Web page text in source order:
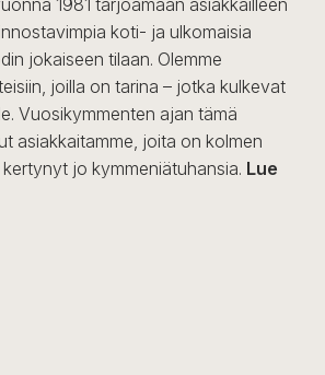
1981 tarjoamaan asiakkailleen
koti- ja ulkomaisia
jokaiseen tilaan. Olemme
joilla on tarina – jotka kulkevat
Vuosikymmenten ajan tämä
asiakkaitamme, joita on kolmen
jo kymmeniätuhansia. Lue